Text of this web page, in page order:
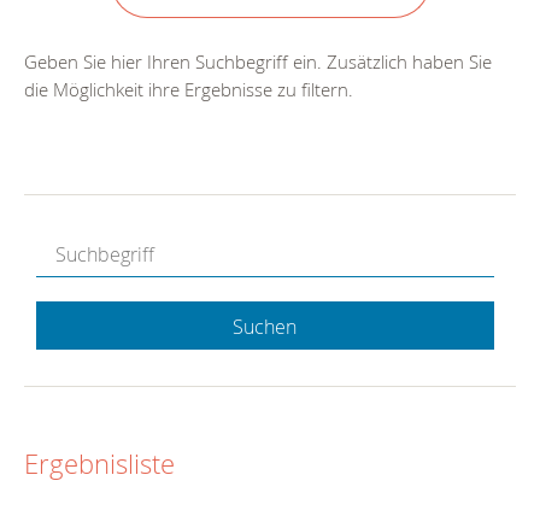
Geben Sie hier Ihren Suchbegriff ein. Zusätzlich haben Sie
die Möglichkeit ihre Ergebnisse zu filtern.
Suchen
Ergebnisliste